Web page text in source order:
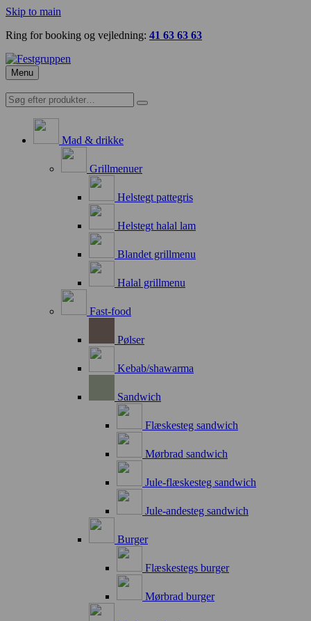
Skip to main
Ring for booking og vejledning: 41 63 63 63
Menu
Mad & drikke
Grillmenuer
Helstegt pattegris
Helstegt halal lam
Blandet grillmenu
Halal grillmenu
Fast-food
Pølser
Kebab/shawarma
Sandwich
Flæskesteg sandwich
Mørbrad sandwich
Jule-flæskesteg sandwich
Jule-andesteg sandwich
Burger
Flæskestegs burger
Mørbrad burger